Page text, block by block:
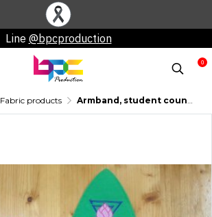
Line @bpcproduction
0
Fabric products Armband, student council armband student armband